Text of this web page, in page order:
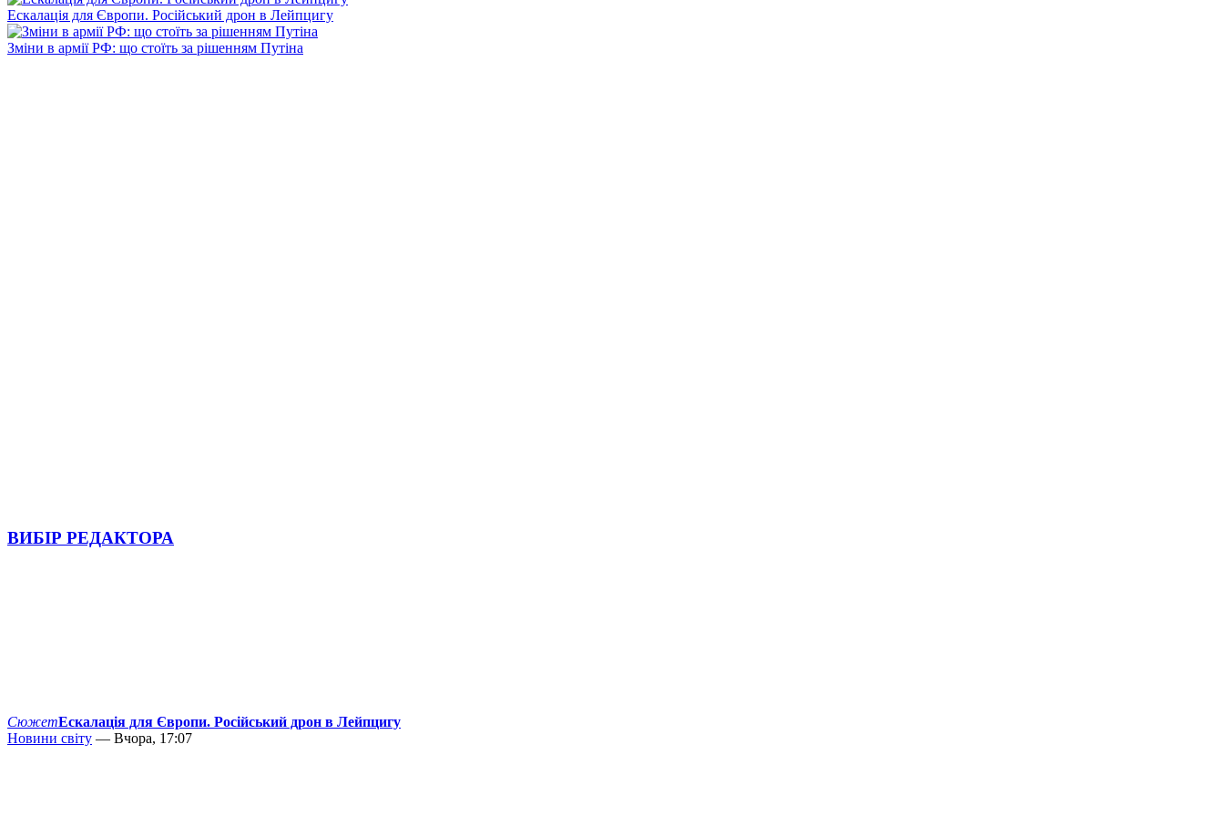
Ескалація для Європи. Російський дрон в Лейпцигу
Зміни в армії РФ: що стоїть за рішенням Путіна
ВИБІР РЕДАКТОРА
СюжетЕскалація для Європи. Російський дрон в Лейпцигу
Новини світу — Вчора, 17:07